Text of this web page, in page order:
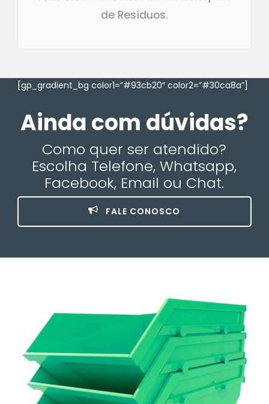
de Resíduos.
[gp_gradient_bg color1=”#93cb20″ color2=”#30ca8a”]
Ainda com dúvidas?
Como quer ser atendido?
Escolha Telefone, Whatsapp,
Facebook, Email ou Chat.
FALE CONOSCO